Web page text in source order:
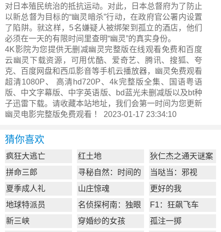
对日本殖民统治的抵抗运动。对此，日本总督府为了防止
以新总督为目标的“幽灵暗杀”行动，在政府官公署内设置
了陷阱。就这样，5名嫌疑人被绑架到孤立的酒店，他们
必须在一天的有限时间里查明“幽灵”的真实身份。
4K影院为您提供无删减幽灵完整版在线观看免费和百度
云幽灵下载资源，可用优酷、爱奇艺、腾讯、搜狐、夸
克、百度网盘和西瓜影音等手机云播放器，幽灵免费观看
超清1080P、 高清hd720P、4k完整版全集、国语粤语
版、中文字幕版、中字英语版、bd蓝光未删减版以及bt种
子迅雷下载。请收藏本站地址，我们会第一时间为您更新
幽灵电影完整版免费观看 ！ 2023-01-17 23:34:10
猜你喜欢
疯狂大逃亡 红土地
狄仁杰之通天谜案
拼命三郎
寻秘自然：时间的
形状
当哒当：邪视
夏季成人礼
山庄惊魂
更好的我
地球特派员
名侦探柯南：独眼
的残像
F1：狂飙飞车
新三峡
穿婚纱的女孩 孤注一掷